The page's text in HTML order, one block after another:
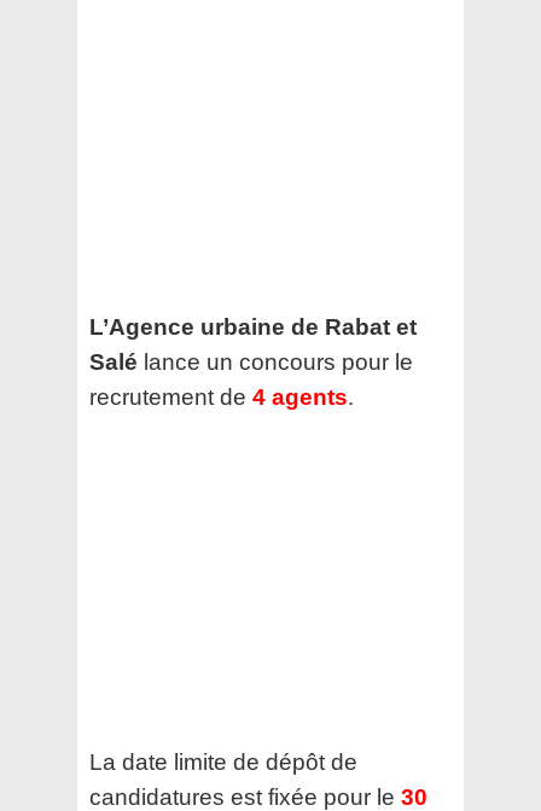
L’Agence urbaine de Rabat et
Salé lance un concours pour le
recrutement de 4 agents.
La date limite de dépôt de
candidatures est fixée pour le 30